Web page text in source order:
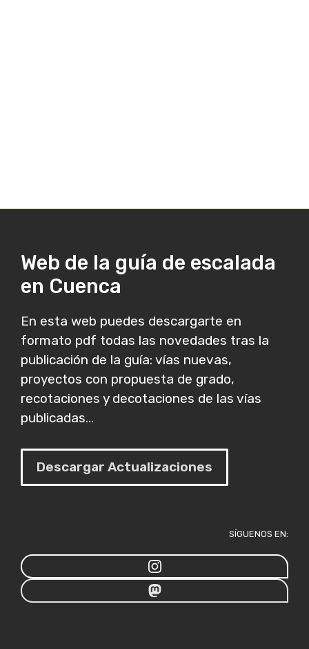
Web de la guía de escalada
en Cuenca
En esta web puedes descargarte en
formato pdf todas las novedades tras la
publicación de la guía: vías nuevas,
proyectos con propuesta de grado,
recotaciones y decotaciones de las vías
publicadas...
Descargar Actualizaciones
SÍGUENOS EN: